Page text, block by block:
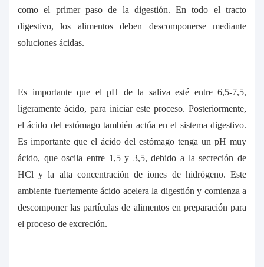
como el primer paso de la digestión. En todo el tracto
digestivo, los alimentos deben descomponerse mediante
soluciones ácidas.
Es importante que el pH de la saliva esté entre 6,5-7,5,
ligeramente ácido, para iniciar este proceso. Posteriormente,
el ácido del estómago también actúa en el sistema digestivo.
Es importante que el ácido del estómago tenga un pH muy
ácido, que oscila entre 1,5 y 3,5, debido a la secreción de
HCl y la alta concentración de iones de hidrógeno. Este
ambiente fuertemente ácido acelera la digestión y comienza a
descomponer las partículas de alimentos en preparación para
el proceso de excreción.